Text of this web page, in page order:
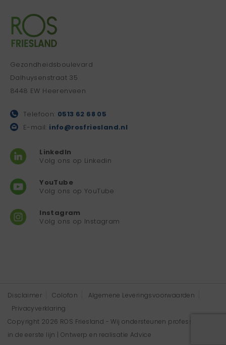
Gezondheidsboulevard
Dalhuysenstraat 35
8448 EW Heerenveen
Telefoon: 0513 62 68 05
E-mail: info@rosfriesland.nl
LinkedIn
Volg ons op Linkedin
YouTube
Volg ons op YouTube
Instagram
Volg ons op Instagram
Disclaimer Colofon
Algemene Leveringsvoorwaarden
Privacyverklaring
Copyright 2026 ROS Friesland - Wij ondersteunen professionals
in de eerste lijn | Ontwerp en realisatie Advice